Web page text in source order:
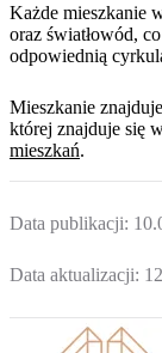
Każde mieszkanie
oraz światłowód,
odpowiednią
Mieszkanie
której znajduje się
mieszkań.
Data publikacji:
Data aktualizacji: